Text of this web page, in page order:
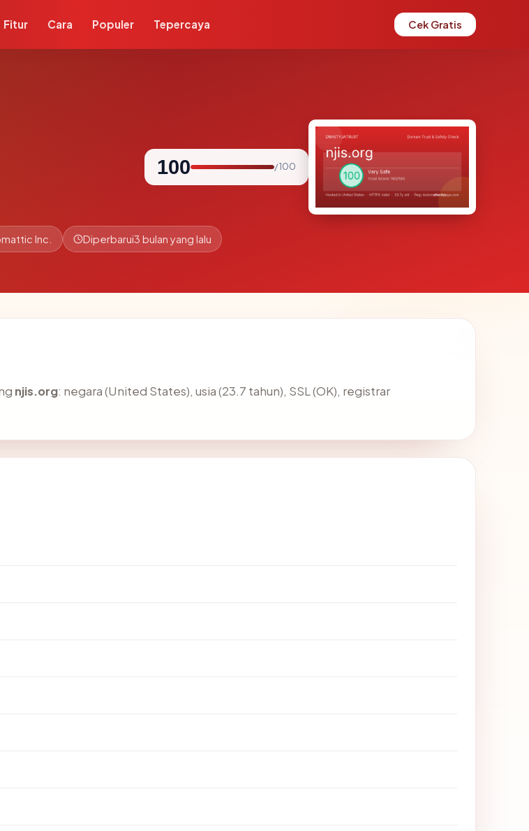
Fitur Cara Populer Tepercaya Cek Gratis
100 / 100
Inc. Diperbarui3 bulan yang lalu
njis.org: negara (United States), usia (23.7 tahun), SSL (OK), registrar